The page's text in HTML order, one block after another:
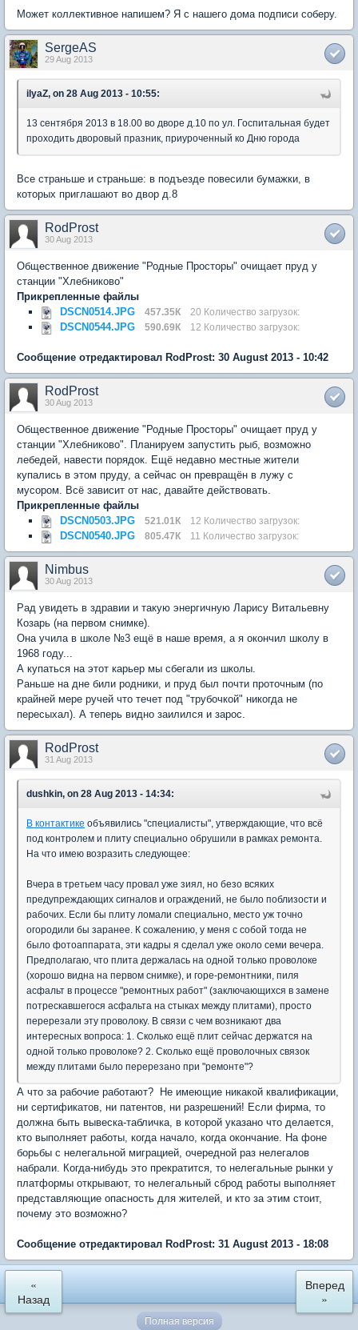
Может коллективное напишем? Я с нашего дома подписи соберу.
SergeAS
29 Aug 2013
ilyaZ, on 28 Aug 2013 - 10:55:
13 сентября 2013 в 18.00 во дворе д.10 по ул. Госпитальная будет
проходить дворовый празник, приуроченный ко Дню города
Все страньше и страньше: в подъезде повесили бумажки, в
которых приглашают во двор д.8
RodProst
30 Aug 2013
Общественное движение "Родные Просторы" очищает пруд у
станции "Хлебниково"
Прикрепленные файлы
DSCN0514.JPG
457.35К 20 Количество загрузок:
DSCN0544.JPG 590.69К 12 Количество загрузок:
Сообщение отредактировал RodProst: 30 August 2013 - 10:42
RodProst
30 Aug 2013
Общественное движение "Родные Просторы" очищает пруд у
станции "Хлебниково". Планируем запустить рыб, возможно
лебедей, навести порядок. Ещё недавно местные жители
купались в этом пруду, а сейчас он превращён в лужу с
мусором. Всё зависит от нас, давайте действовать.
Прикрепленные файлы
DSCN0503.JPG
521.01К 12 Количество загрузок:
DSCN0540.JPG 805.47К 11 Количество загрузок:
Nimbus
30 Aug 2013
Рад увидеть в здравии и такую энергичную Ларису Витальевну
Козарь (на первом снимке).
Она учила в школе №3 ещё в наше время, а я окончил школу в
1968 году...
А купаться на этот карьер мы сбегали из школы.
Раньше на дне били родники, и пруд был почти проточным (по
крайней мере ручей что течет под "трубочкой" никогда не
пересыхал). А теперь видно заилился и зарос.
RodProst
31 Aug 2013
dushkin, on 28 Aug 2013 - 14:34:
В контактике объявились "специалисты", утверждающие, что всё
под контролем и плиту специально обрушили в рамках ремонта.
На что имею возразить следующее:
Вчера в третьем часу провал уже зиял, но безо всяких
предупреждающих сигналов и ограждений, не было поблизости и
рабочих. Если бы плиту ломали специально, место уж точно
огородили бы заранее. К сожалению, у меня с собой тогда не
было фотоаппарата, эти кадры я сделал уже около семи вечера.
Предполагаю, что плита держалась на одной только проволоке
(хорошо видна на первом снимке), и горе-ремонтники, пиля
асфальт в процессе "ремонтных работ" (заключающихся в замене
потрескавшегося асфальта на стыках между плитами), просто
перерезали эту проволоку. В связи с чем возникают два
интересных вопроса: 1. Сколько ещё плит сейчас держатся на
одной только проволоке? 2. Сколько ещё проволочных связок
между плитами было перерезано при "ремонте"?
А что за рабочие работают? Не имеющие никакой квалификации,
ни сертификатов, ни патентов, ни разрешений! Если фирма, то
должна быть вывеска-табличка, в которой указано что делается,
кто выполняет работы, когда начало, когда окончание. На фоне
борьбы с нелегальной миграцией, очередной раз нелегалов
набрали. Когда-нибудь это прекратится, то нелегальные рынки у
платформы открывают, то нелегальный сброд работы выполняет
представляющие опасность для жителей, и кто за этим стоит,
почему это возможно?
Сообщение отредактировал RodProst: 31 August 2013 - 18:08
«
Назад
Вперед
»
Полная версия